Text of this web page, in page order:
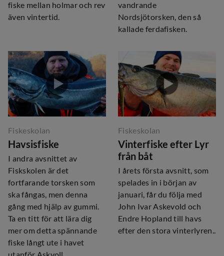
fiske mellan holmar och rev
även vintertid.
vandrande
Nordsjötorsken, den så
kallade ferdafisken.
Fiskeskolan
Havsisfiske
I andra avsnittet av
Fiskskolen är det
fortfarande torsken som
ska fångas, men denna
gång med hjälp av gummi.
Ta en titt för att lära dig
mer om detta spännande
fiske långt ute i havet
Fiskeskolan
Vinterfiske efter Lyr
från båt
I årets första avsnitt, som
spelades in i början av
januari, får du följa med
John Ivar Askevold och
Endre Hopland till havs
efter den stora vinterlyren..